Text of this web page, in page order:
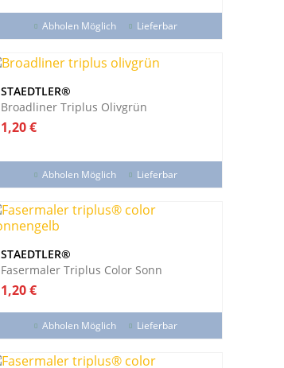
Abholen Möglich Lieferbar
STAEDTLER®
Broadliner Triplus Olivgrün
Preis
1,20 €
Abholen Möglich Lieferbar
STAEDTLER®
Fasermaler Triplus Color Sonn
Preis
1,20 €
Abholen Möglich Lieferbar